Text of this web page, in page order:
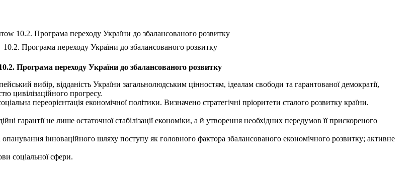
10.2. Програма переходу України до збалансованого розвитку
10.2. Програма переходу України до збалансованого розвитку
Програма переходу України до збалансованого розвитку
вибір, відданість України загальнолюдським цінностям, ідеалам свободи та гарантованої демократії,
цивілізаційного прогресу.
переорієнтація економічної політики. Визначено стратегічні пріоритети сталого розвитку країни.
гарантії не лише остаточної стабілізації економіки, а й утворення необхідних передумов її прискореного
інноваційного шляху поступу як головного фактора збалансованого економічного розвитку; активне
соціальної сфери.